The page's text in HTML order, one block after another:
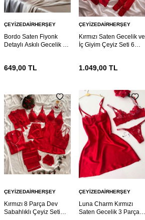
ÇEYIZEDAIRHERŞEY
Bordo Saten Fiyonk
Detaylı Askılı Gecelik –
649,00 TL
ÇEYIZEDAIRHERŞEY
Kırmızı Saten Gecelik ve
İç Giyim Çeyiz Seti 6
1.049,00 TL
ÇEYIZEDAIRHERŞEY
Kırmızı 8 Parça Dev
Sabahlıklı Çeyiz Seti
ÇEYIZEDAIRHERŞEY
Luna Charm Kırmızı
Saten Gecelik 3 Parça